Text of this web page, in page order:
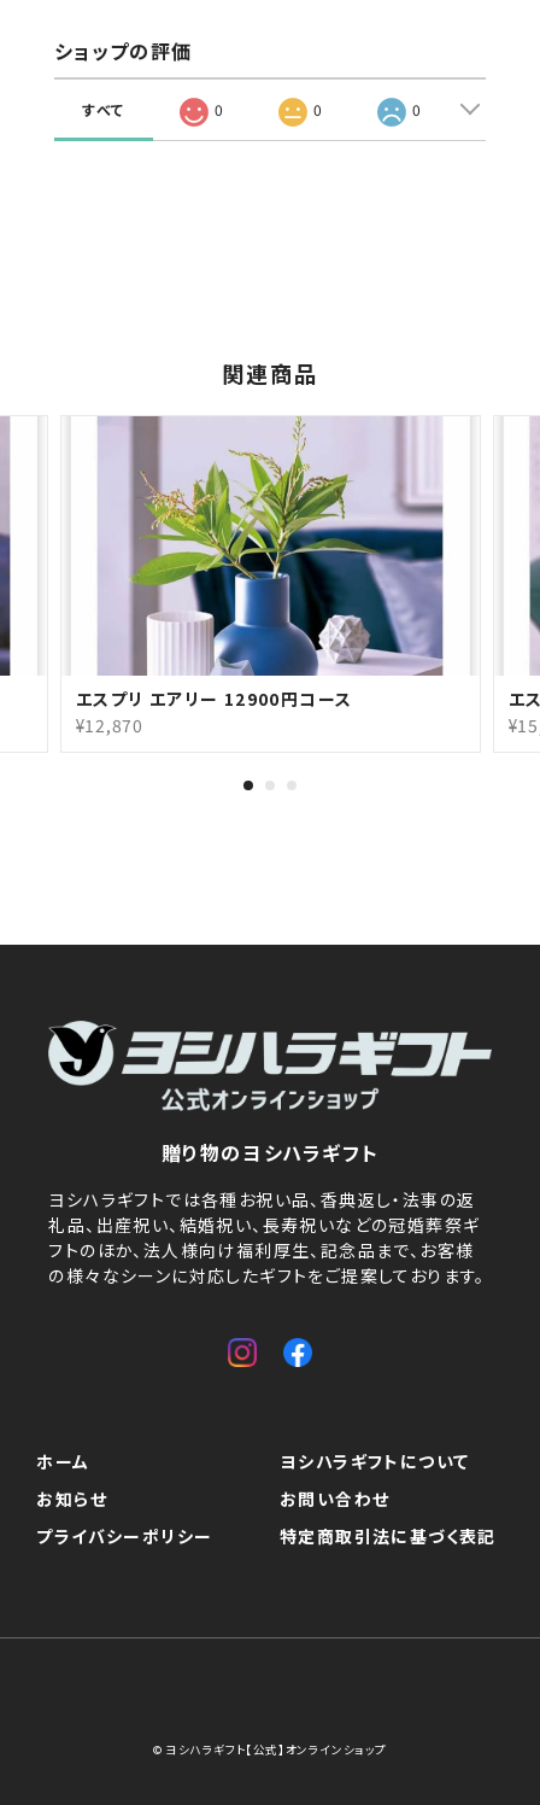
ショップの評価
すべて 0 0 0
関連商品
エスプリ エアリー 12900円コース
¥12,870
エ
贈り物のヨシハラギフト
ヨシハラギフトでは各種お祝い品、香典返し・法事の返
礼品、出産祝い、結婚祝い、長寿祝いなどの冠婚葬祭ギ
フトのほか、法人様向け福利厚生、記念品まで、お客様
の様々なシーンに対応したギフトをご提案しております。
ホーム
ヨシハラギフトについて
お知らせ
お問い合わせ
プライバシーポリシー
特定商取引法に基づく表記
© ヨシハラギフト【公式】オンラインショップ